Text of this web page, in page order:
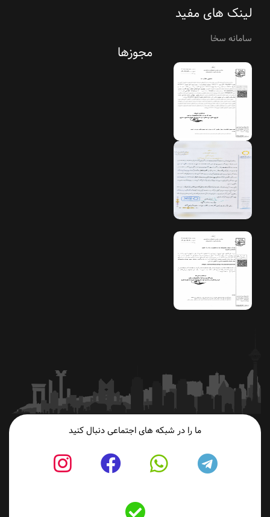
لینک های مفید
سامانه سخا
مجوزها
ما را در شبکه های اجتماعی دنبال کنید
fab
fab
fa-
fab
fab